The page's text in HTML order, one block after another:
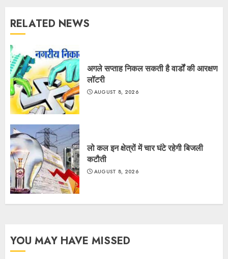
RELATED NEWS
अगले सप्ताह निकल सकती है वार्डों की आरक्षण
लॉटरी
AUGUST 8, 2026
लो कल इन क्षेत्रों में चार घंटे रहेगी बिजली
कटौती
AUGUST 8, 2026
YOU MAY HAVE MISSED